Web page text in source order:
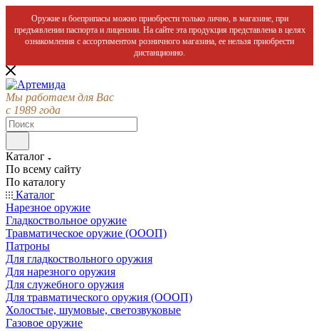
Оружие и боеприпасы можно приобрести только лично, в магазине, при
предъявлении паспорта и лицензии. На сайте эта продукция представлена в целях
ознакомления с ассортиментом розничного магазина, ее нельзя приобрести
дистанционно.
Мы работаем для Вас
с 1989 года
Каталог
По всему сайту
По каталогу
Каталог
Нарезное оружие
Гладкоствольное оружие
Травматическое оружие (ОООП)
Патроны
Для гладкоствольного оружия
Для нарезного оружия
Для служебного оружия
Для травматического оружия (ОООП)
Холостые, шумовые, светозвуковые
Газовое оружие